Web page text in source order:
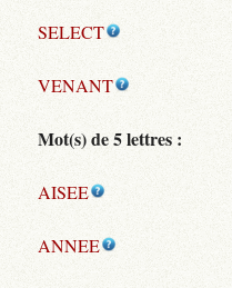
SELECT
VENANT
Mot(s) de 5 lettres :
AISEE
ANNEE